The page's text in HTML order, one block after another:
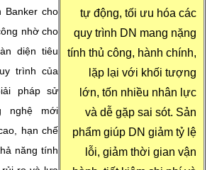
Theo dõi MST: Góp ý
Khoa học và Công nghệ (MST)
dung: Nguyễn Thị Hải Hằng
Truyền thông Khoa học và Công nghệ.
Cổng TTĐT - 18 Nguyễn Du, TP. Hà Nội
tự động, tối ưu hóa các
quy trình DN mang nặng
tính thủ công, hành chính,
lặp lại với khối tượng
lớn, tốn nhiều nhân lực
và dễ gặp sai sót. Sản
phẩm giúp DN giảm tỷ lệ
lỗi, giảm thời gian vận
Banker cho
nhờ cho
diện tiêu
trình của
pháp sử
nghệ mới
hạn chế
năng tính